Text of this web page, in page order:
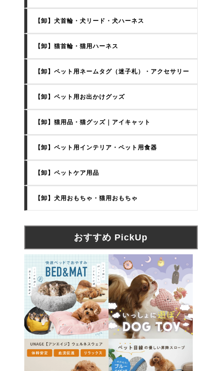
【卸】犬首輪・犬リード・犬ハーネス
【卸】猫首輪・猫用ハーネス
【卸】ペット用ネームタグ（迷子札）・アクセサリー
【卸】ペット用お出かけグッズ
【卸】猫用品・猫グッズ｜アイキャット
【卸】ペット用インテリア・ペット用食器
【卸】ペットケア用品
【卸】犬用おもちゃ・猫用おもちゃ
おすすめ PickUp